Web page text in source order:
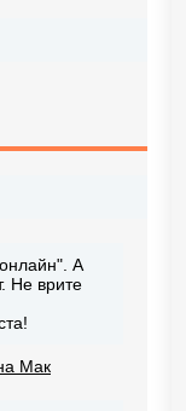
А
Не врите
Мак